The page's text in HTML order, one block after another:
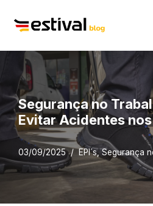
Avançar
conteúdo
Segurança no
Evitar Acidentes
03/09/2025 EPI´s,Segurança